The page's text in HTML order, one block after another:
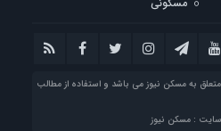
به مسکن نیوز می باشد و استفاده از مطالب
: مسکن نیوز